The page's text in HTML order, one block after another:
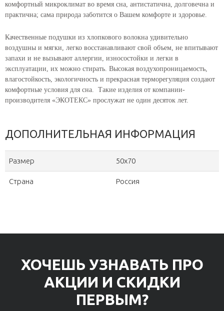
комфортный микроклимат во время сна, антистатична, долговечна и
практична; сама природа заботится о Вашем комфорте и здоровье.
Качественные подушки из хлопкового волокна удивительно
воздушны и мягки, легко восстанавливают свой объем, не впитывают
запахи и не вызывают аллергии, износостойки и легки в
эксплуатации, их можно стирать. Высокая воздухопроницаемость,
влагостойкость, экологичность и прекрасная терморегуляция создают
комфортные условия для сна. Такие изделия от компании-
производителя «ЭКОТЕКС» прослужат не один десяток лет.
ДОПОЛНИТЕЛЬНАЯ ИНФОРМАЦИЯ
Размер 50х70
Страна Россия
ХОЧЕШЬ УЗНАВАТЬ ПРО
АКЦИИ И СКИДКИ
ПЕРВЫМ?